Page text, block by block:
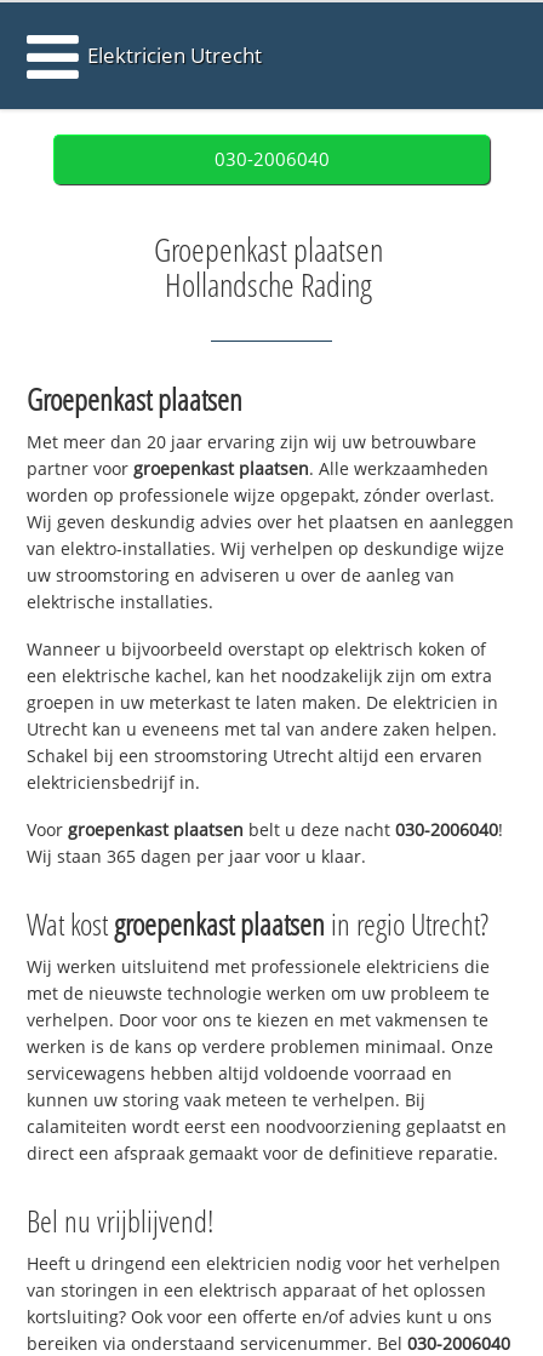
Elektricien Utrecht
030-2006040
Groepenkast plaatsen
Hollandsche Rading
Groepenkast plaatsen
Met meer dan 20 jaar ervaring zijn wij uw betrouwbare
partner voorgroepenkast plaatsen. Alle werkzaamheden
worden op professionele wijze opgepakt, zónder overlast.
Wij geven deskundig advies over het plaatsen en aanleggen
van elektro-installaties. Wij verhelpen op deskundige wijze
uw stroomstoring en adviseren u over de aanleg van
elektrische installaties.
Wanneer u bijvoorbeeld overstapt op elektrisch koken of
een elektrische kachel, kan het noodzakelijk zijn om extra
groepen in uw meterkast te laten maken. De elektricien in
Utrecht kan u eveneens met tal van andere zaken helpen.
Schakel bij een stroomstoring Utrecht altijd een ervaren
elektriciensbedrijf in.
Voorgroepenkast plaatsen belt u deze nacht030-2006040!
Wij staan 365 dagen per jaar voor u klaar.
Wat kostgroepenkast plaatsen in regio Utrecht?
Wij werken uitsluitend met professionele elektriciens die
met de nieuwste technologie werken om uw probleem te
verhelpen. Door voor ons te kiezen en met vakmensen te
werken is de kans op verdere problemen minimaal. Onze
servicewagens hebben altijd voldoende voorraad en
kunnen uw storing vaak meteen te verhelpen. Bij
calamiteiten wordt eerst een noodvoorziening geplaatst en
direct een afspraak gemaakt voor de definitieve reparatie.
Bel nu vrijblijvend!
Heeft u dringend een elektricien nodig voor het verhelpen
van storingen in een elektrisch apparaat of het oplossen
kortsluiting? Ook voor een offerte en/of advies kunt u ons
bereiken via onderstaand servicenummer. Bel030-2006040